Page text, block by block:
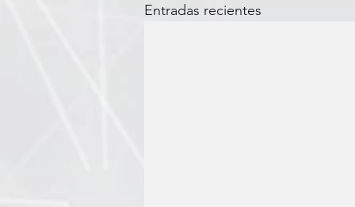
Entradas recientes